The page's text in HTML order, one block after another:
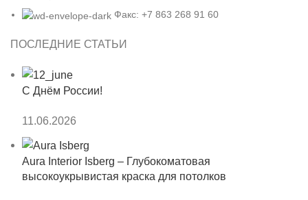
Факс: +7 863 268 91 60
ПОСЛЕДНИЕ СТАТЬИ
С Днём России!
11.06.2026
Aura Interior Isberg – Глубокоматовая
высокоукрывистая краска для потолков